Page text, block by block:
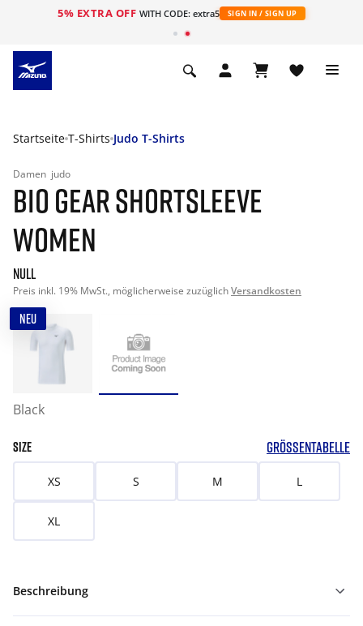
5% EXTRA OFF WITH CODE: extra5 SIGN IN / SIGN UP
Startseite T-Shirts Judo T-Shirts
Damen judo
BIO GEAR SHORTSLEEVE
WOMEN
null
Preis inkl. 19% MwSt., möglicherweise zuzüglichVersandkosten
NEU
Black
SIZE GRÖSSENTABELLE
XS S M L
XL
Beschreibung